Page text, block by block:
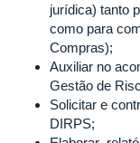
jurídica) tanto
como para
Compras);
Auxiliar no
Gestão de
Solicitar e
DIRPS;